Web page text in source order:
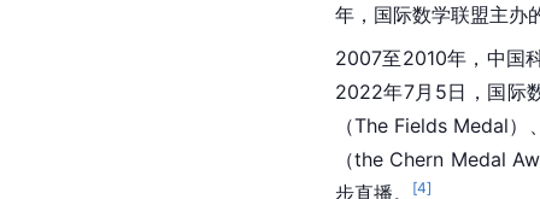
年，国际数学联盟主办
2007至2010年，中国
2022年7月5日，国际
（The Fields Medal
（the Chern Medal
步直播。
[4]